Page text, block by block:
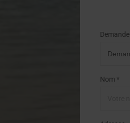
Demande
Nom *